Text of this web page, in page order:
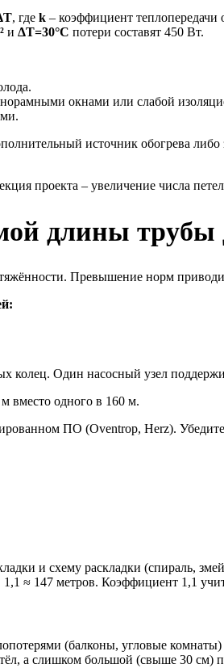
, где k – коэффициент
и ΔT=30°C потери составят 450 Вт.
окнами или слабой
источник обогрева
проекта – увеличение числа
длины трубы
Превышение норм
колец. Один насосный узел
вместо одного в 160 м.
ПО (Oventrop, Herz).
и схему раскладки (спираль,
≈ 147 метров. Коэффициент 1,1
(балконы, угловые
а слишком большой (свыше 30 см)